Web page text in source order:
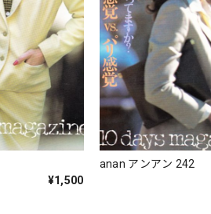
¥1,500
anan アンアン 242